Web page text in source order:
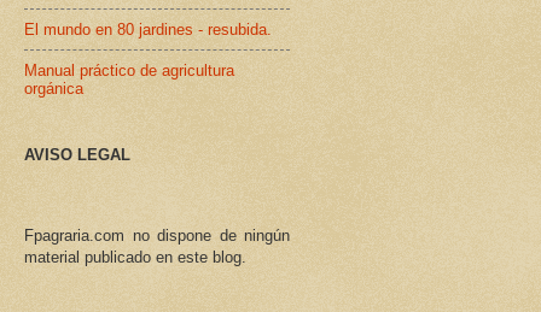
El mundo en 80 jardines - resubida.
Manual práctico de agricultura
orgánica
AVISO LEGAL
Fpagraria.com no dispone de ningún
material publicado en este blog.